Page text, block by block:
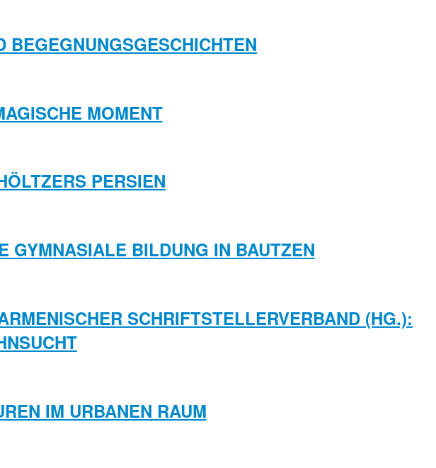
BEGEGNUNGSGESCHICHTEN
MOMENT
PERSIEN
GYMNASIALE BILDUNG IN BAUTZEN
SCHRIFTSTELLERVERBAND (HG.):
IM URBANEN RAUM